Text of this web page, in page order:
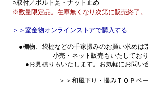
○取付／ボルト足・ナット止め
※数量限定品。在庫無くなり次第に販売終了。
＞＞室金物オンラインストアで購入する
●棚物、袋棚などの千家撮みのお買い求めは
小売・ネット販売もいたしており
●お見積りもいたします。お気軽にお問い
＞＞和風下り・撮みＴＯＰペ